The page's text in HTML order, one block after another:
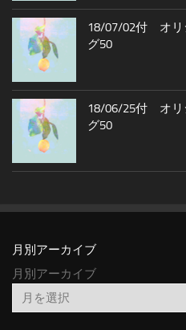
18/07/02付 オリ
グ50
18/06/25付 オリ
グ50
月別アーカイブ
月別アーカイブ